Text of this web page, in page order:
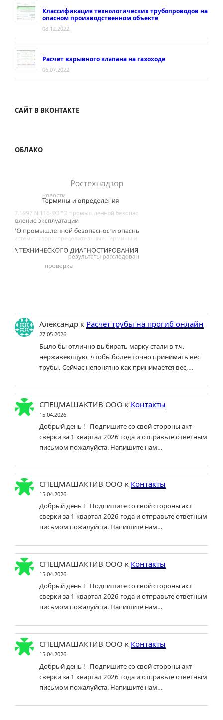
Классификация технологических трубопроводов на
опасном производственном объекте
08.12.2022
Расчет взрывного клапана на газоходе
06.07.2022
САЙТ В ВКОНТАКТЕ
ОБЛАКО
Александрк Расчет трубы на прогиб онлайн
27.05.2026
Было бы отлично выбирать марку стали в т.ч.
нержавеющую, чтобы более точно принимать вес
трубы. Сейчас непонятно как принимается вес,…
СПЕЦМАШАКТИВ ООО к Контакты
15.04.2026
Добрый день ! Подпишите со свой стороны акт
сверки за 1 квартал 2026 года и отправьте ответным
письмом пожалуйста. Напишите нам…
СПЕЦМАШАКТИВ ООО к Контакты
15.04.2026
Добрый день ! Подпишите со свой стороны акт
сверки за 1 квартал 2026 года и отправьте ответным
письмом пожалуйста. Напишите нам…
СПЕЦМАШАКТИВ ООО к Контакты
15.04.2026
Добрый день ! Подпишите со свой стороны акт
сверки за 1 квартал 2026 года и отправьте ответным
письмом пожалуйста. Напишите нам…
СПЕЦМАШАКТИВ ООО к Контакты
15.04.2026
Добрый день ! Подпишите со свой стороны акт
сверки за 1 квартал 2026 года и отправьте ответным
письмом пожалуйста. Напишите нам…